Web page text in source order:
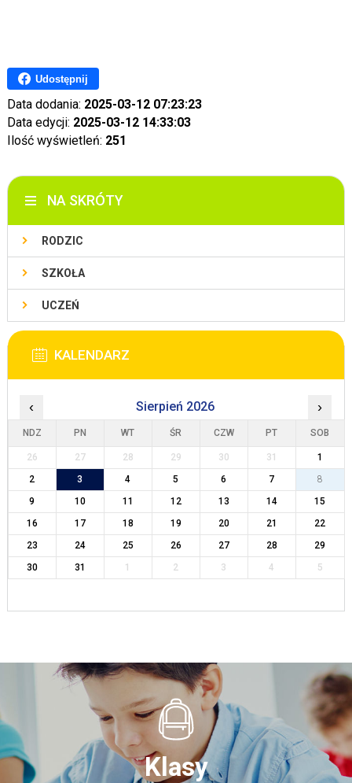
Udostępnij
Data dodania: 2025-03-12 07:23:23
Data edycji: 2025-03-12 14:33:03
Ilość wyświetleń: 251
NA SKRÓTY
RODZIC
SZKOŁA
UCZEŃ
KALENDARZ
‹ Sierpień 2026 ›
NDZ PN WT ŚR CZW PT SOB
26 27 28 29 30 31
1
2
3 4 5 6 7
8
9
10 11 12 13 14
15
16
17 18 19 20 21
22
23
24 25 26 27 28
29
30
31 1 2 3 4 5
Klasy